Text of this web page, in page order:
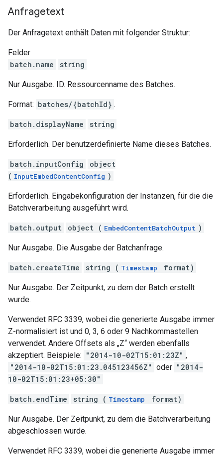
Anfragetext
Der Anfragetext enthält Daten mit folgender Struktur:
Felder
batch.name
string
Nur Ausgabe. ID. Ressourcenname des Batches.
Format: batches/{batchId} .
batch.displayName string
Erforderlich. Der benutzerdefinierte Name dieses Batches.
batch.inputConfig
object
( InputEmbedContentConfig )
Erforderlich. Eingabekonfiguration der Instanzen, für die die
Batchverarbeitung ausgeführt wird.
batch.output object ( EmbedContentBatchOutput )
Nur Ausgabe. Die Ausgabe der Batchanfrage.
batch.createTime string ( Timestamp format)
Nur Ausgabe. Der Zeitpunkt, zu dem der Batch erstellt
wurde.
Verwendet RFC 3339, wobei die generierte Ausgabe immer
Z-normalisiert ist und 0, 3, 6 oder 9 Nachkommastellen
verwendet. Andere Offsets als „Z“ werden ebenfalls
akzeptiert. Beispiele: "2014-10-02T15:01:23Z" ,
"2014-10-02T15:01:23.045123456Z" oder "2014-
10-02T15:01:23+05:30"
batch.endTime string ( Timestamp format)
Nur Ausgabe. Der Zeitpunkt, zu dem die Batchverarbeitung
abgeschlossen wurde.
Verwendet RFC 3339, wobei die generierte Ausgabe immer